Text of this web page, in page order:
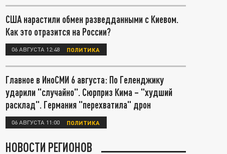
США нарастили обмен разведданными с Киевом.
Как это отразится на России?
06 АВГУСТА 12:48 ПОЛИТИКА
Главное в ИноСМИ 6 августа: По Геленджику
ударили "случайно". Сюрприз Кима – "худший
расклад". Германия "перехватила" дрон
06 АВГУСТА 11:00 ПОЛИТИКА
НОВОСТИ РЕГИОНОВ